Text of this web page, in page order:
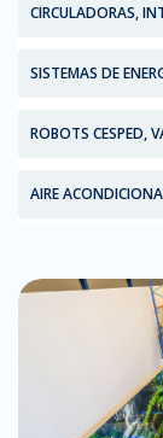
CIRCULADORAS,
SISTEMAS DE
ROBOTS CESPED,
AIRE